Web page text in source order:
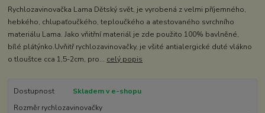
Rychlozavinovačka Lama Dětský svět, je vyrobená z velmi příjemného,
hebkého, chlupaťoučkého, teploučkého a atestovaného svrchního
materiálu Lama. Jako vňitřní materiál je zde použito 100% bavlněné,
bílé plátýnko.Uvňitř rychlozavinovačky, je všité antialergické duté vlákno
o tlouštce cca 1,5-2cm, pro... celý popis
Dostupnost
Skladem v e-shopu
Rozměr rychlozavinovačky